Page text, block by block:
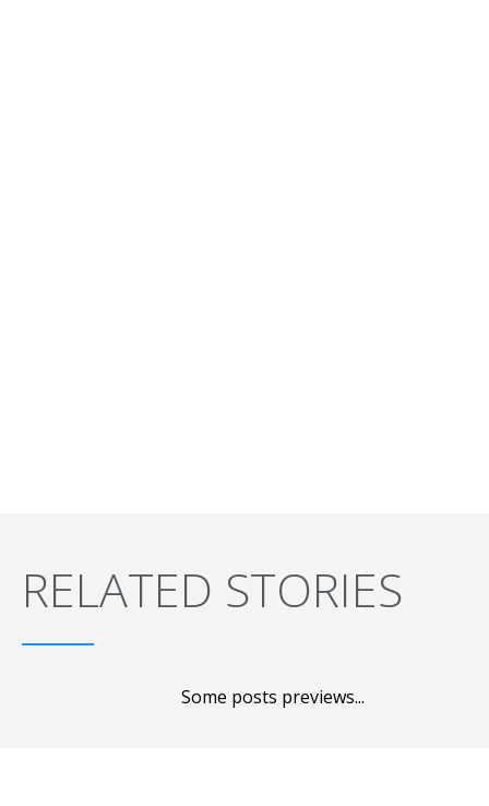
RELATED STORIES
Some posts previews...